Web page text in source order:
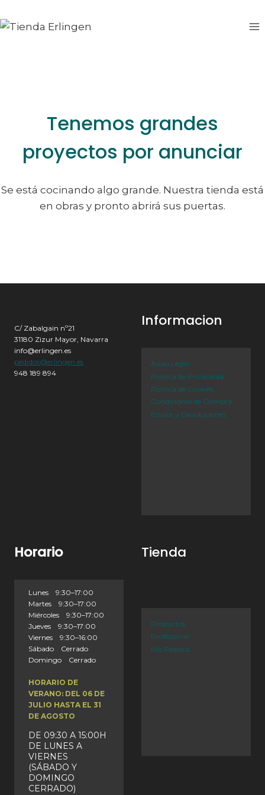
al
al
Tenemos grandes
proyectos por anunciar
Se está cocinando algo grande. Nuestra tienda está
en obras y pronto abrirá sus puertas.
C/ Zabalgain nº21
31180 Zizur Mayor, Navarra
info@erlingen.es
pedidos@erlingen.es
948 189 894
Informacion
Aviso Legal
Política de Privacidad
Política de Cookies
Condiciones de Compra
Envíos y Devoluciones
Horario
Lunes 9:30–17:00
Martes 9:30–17:00
Miércoles 9:30–17:00
Jueves 9:30–17:00
Viernes 9:30–16:00
Sábado Cerrado
Domingo Cerrado
HORARIO DE
VERANO: DEL 06 DE
JULIO HASTA EL 31
DE AGOSTO
DE 09:30 A 15:00H
DE LUNES A
VIERNES
(SÁBADO Y
DOMINGO
CERRADO)
Tienda
Productos
Profesional
Mis Pedidos